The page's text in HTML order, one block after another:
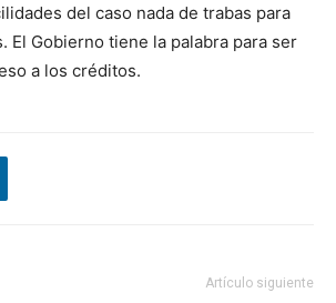
del caso nada de trabas para
El Gobierno tiene la palabra para ser
a los créditos.
Artículo siguiente